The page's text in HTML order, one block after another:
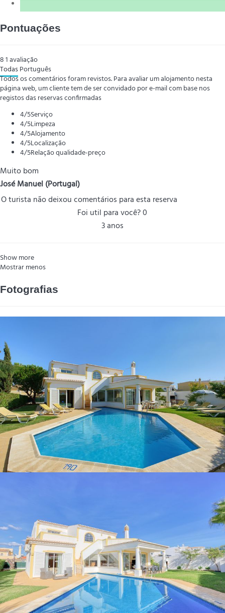
Pontuações
81avaliação
TodasPortuguês
Todos os comentários foram revistos. Para avaliar um alojamento nesta
página web, um cliente tem de ser convidado por e-mail com base nos
registos das reservas confirmadas
4/5Serviço
4/5Limpeza
4/5Alojamento
4/5Localização
4/5Relação qualidade-preço
Muito bom
José Manuel (Portugal)
O turista não deixou comentários para esta reserva
Foi util para você?0
3 anos
Show more
Mostrar menos
Fotografias